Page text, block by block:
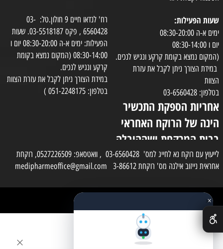
שעות הפעילות:
ימים א-ה 08:30-20:00
יום ו 08:30-14:00
(המקום נמצא בקומת קרקע ונגיש לנכים.
במידת הצורך ניתן לקבל את עזרת
הצוות
בטלפון: 03-6560428
אחריות הספקת התכשיר
הינה של הרוקח האחראי
בבית המרקחת ושההובלה
בפועל תעשה בעזרת
השליח
רח' לנדאו חיים 9 חולון.טל: 03-
6560428 , פקס 03-5518187. שעות
הפעילות: ימים א-ה 08:30-20:00 יום ו
08:30-14:00 (המקום נמצא בקומת
קרקע ונגיש לנכים.
במידת הצורך ניתן לקבל את עזרת הצוות
בטלפון: 051-2248175 )
לייעוץ עם רוקח נא לחייג למס' 03-6560428 , וואטסאפ: 0527226509, רוקחת
אחראית נייזוב אילנה מס' רוקחת 3-86612 medipharmeoffice@gmail.com
✕×